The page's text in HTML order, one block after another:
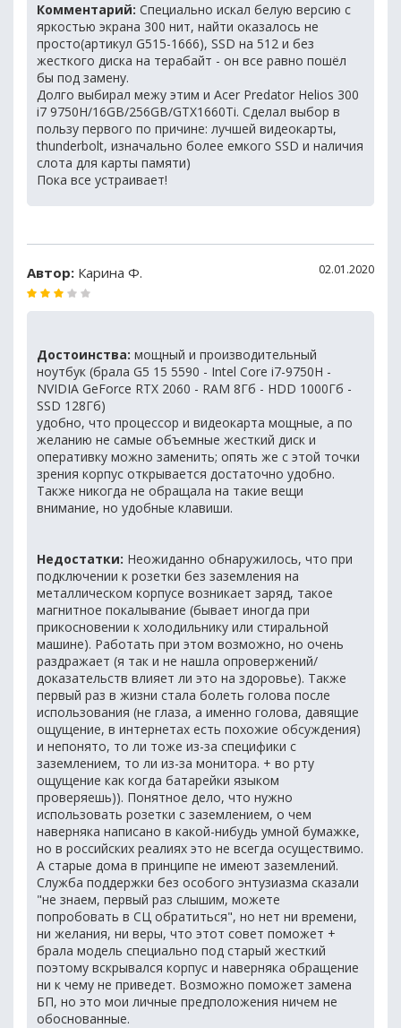
Комментарий: Специально искал белую версию с
яркостью экрана 300 нит, найти оказалось не
просто(артикул G515-1666), SSD на 512 и без
жесткого диска на терабайт - он все равно пошёл
бы под замену.
Долго выбирал межу этим и Acer Predator Helios 300
i7 9750H/16GB/256GB/GTX1660Ti. Сделал выбор в
пользу первого по причине: лучшей видеокарты,
thunderbolt, изначально более емкого SSD и наличия
слота для карты памяти)
Пока все устраивает!
Автор: Карина Ф. 02.01.2020
Достоинства: мощный и производительный
ноутбук (брала G5 15 5590 - Intel Core i7-9750H -
NVIDIA GeForce RTX 2060 - RAM 8Гб - HDD 1000Гб -
SSD 128Гб)
удобно, что процессор и видеокарта мощные, а по
желанию не самые объемные жесткий диск и
оперативку можно заменить; опять же с этой точки
зрения корпус открывается достаточно удобно.
Также никогда не обращала на такие вещи
внимание, но удобные клавиши.
Недостатки: Неожиданно обнаружилось, что при
подключении к розетки без заземления на
металлическом корпусе возникает заряд, такое
магнитное покалывание (бывает иногда при
прикосновении к холодильнику или стиральной
машине). Работать при этом возможно, но очень
раздражает (я так и не нашла опровержений/
доказательств влияет ли это на здоровье). Также
первый раз в жизни стала болеть голова после
использования (не глаза, а именно голова, давящие
ощущение, в интернетах есть похожие обсуждения)
и непонято, то ли тоже из-за специфики с
заземлением, то ли из-за монитора. + во рту
ощущение как когда батарейки языком
проверяешь)). Понятное дело, что нужно
использовать розетки с заземлением, о чем
наверняка написано в какой-нибудь умной бумажке,
но в российских реалиях это не всегда осуществимо.
А старые дома в принципе не имеют заземлений.
Служба поддержки без особого энтузиазма сказали
"не знаем, первый раз слышим, можете
попробовать в СЦ обратиться", но нет ни времени,
ни желания, ни веры, что этот совет поможет +
брала модель специально под старый жесткий
поэтому вскрывался корпус и наверняка обращение
ни к чему не приведет. Возможно поможет замена
БП, но это мои личные предположения ничем не
обоснованные.